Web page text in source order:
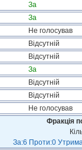
За
За
Не голосував
Відсутній
Відсутній
За
Відсутній
Відсутній
Не голосував
Фракція
За:6 Проти:0